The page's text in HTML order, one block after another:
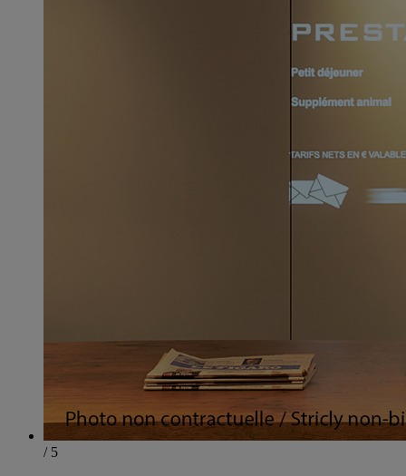
/ 5